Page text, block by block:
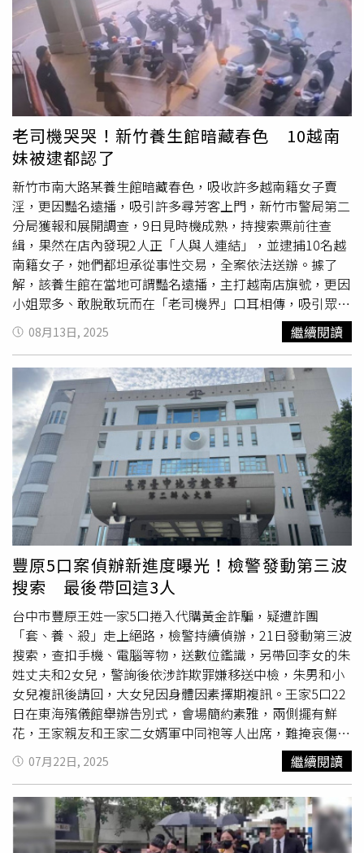
正的法式裝飾藝術美學。（圖／品牌提供）最特別的是，在
這裡還能體驗到品牌獨家的深層釋壓疏活手法(LA FASCIA
DE CHANEL)，由專業美容師親手操作，透過與筋膜調理專
家Hélène Bourhis-Bois 合作開發的按摩手法，把身心靈的
放鬆與肌膚保養結合在一起，這樣的頂級護膚享受，讓人完
全置身於巴黎般的浪漫情境，難怪一開幕就吸引眾多美妝迷
朝聖。在全新概念店中，香奈兒將自我照顧昇華為全球頂級
體驗，讓身心靈獲得全面的舒緩與放鬆。（圖／品牌提供）
開啟夏日度假氛圍：CLUB DESIGNER信義遠百A13快閃店
另一邊，於信義遠百A13一樓全新登場的CLUB DESIGNER
夏季快閃店，則是把盛夏的海灘氛圍搬進城市裡！快閃店網
羅了韓國人氣泳裝品牌5Pening與 Daze Dayz，還有澳洲夢
幻生活品牌SUNNYLiFE泳具等，從復古條紋泳衣、民族圖
騰洋裝，到小孩超愛的獨角獸、火鶴泳圈，每一件都充滿度
假感，光是拍照就能瞬間營造滿滿夏日氛圍。所有關於海灘
風格的時髦造型單品，都能在CLUB DESIGNER限定快閃店
找得到！（圖／品牌提供）而且除了泳裝與泳具，本次快閃
還帶來全台獨家的Anya Hindmarch Dive Shop 系列的手工
串珠、亮片刺繡海洋生物造型包款，童趣又時髦；更有深受
韓星喜愛的PROJEKT PRODUKT墨鏡，明星同款一站入
手，讓妳一秒完成海邊度假 OOTD。全台獨家的Anya
Hindmarch Dive Shop系列商品，無論是斜背小包、手提袋
或吊飾配件，每一件作品都充滿收藏趣味。（圖／品牌提
供）包括宋慧喬、BTS、太妍、朴寶劍、李聖經等藝人皆有
佩戴的PROJEKT PRODUKT墨鏡，不用親飛韓國，CLUB
DESIGNER都幫你準備好等你來一一試戴。（圖／品牌提
供）香氛迷必衝：Baccarat Rouge 540十週年快閃店接下來
這個消息，香氛控一定不能錯過！為慶祝Baccarat Rouge
540水晶之燄十週年，法國精品香氛品牌Maison Francis
Kurkdjian特別於8/25~9/25在微風信義一樓打造全台首座
「水晶之燄感官煉金術」主題概念快閃店。空間以金色與紅
色交織，宛如走入一座香氛寶盒，讓消費者從視覺到嗅覺都
能全面沉浸在 Baccarat Rouge 540 的經典氛圍中。 在
Instagram 查看這則貼文 從 Instagram 分享的貼文 全亞洲
也是全台首座「水晶之燄感官煉金術主題概念店」，
8/25~9/25只在台北微風信義一樓。（圖／吳雅鈴攝）作為
此次的主角，Baccarat Rouge 540水晶之燄自誕生以來便被
譽為「香氛界傳奇」！它是由調香大師FrancisKurkdjian以
水晶在540°C高溫燒製時的煉金工藝為靈感，將透明茉莉的
清澈、木質的深邃與龍涎香的溫潤完美融合，營造出如金粉
般閃耀的獨特氣息，這種「煉金術式」的調香手法，讓香氣
純淨卻濃烈，彷彿水晶折射光芒般奢華。被稱為「傳奇香
氛」的Baccarat Rouge 540水晶之燄，調香師透過花香、琥
珀與木質調的層次比例，完美呈現出水晶蛻變過程的奇妙變
老司機哭哭！新竹養生館暗藏春色 10越南
妹被逮都認了
新竹市南大路某養生館暗藏春色，吸收許多越南籍女子賣
淫，更因豔名遠播，吸引許多尋芳客上門，新竹市警局第二
分局獲報和展開調查，9日見時機成熟，持搜索票前往查
緝，果然在店內發現2人正「人與人連結」，並逮捕10名越
南籍女子，她們都坦承從事性交易，全案依法送辦。據了
解，該養生館在當地可謂豔名遠播，主打越南店旗號，更因
小姐眾多、敢脫敢玩而在「老司機界」口耳相傳，吸引眾多
尋芳客上門，新竹警方日前接獲檢舉並展開調查。東門派出
所與第二分局第一組深入追緝，確認該養生館從事性交易，
向新竹地院聲請搜索票獲准，並於9日前往查緝，當場查獲
客人與越南籍女子正在「連結，並逮捕店員、業者和
美容
師，還查獲2名逃逸移工。員工和越南籍女子都坦承從事性
交易，全案依妨害風化罪函送地檢署偵辦，男客及美容師等
依妨害風俗裁處罰鍰，逃逸外勞則移請移民署專勤隊依法遣
返，逾期居留越南籍女子，則交由移民署新竹專勤隊收容辦
理遣返。
08月13日, 2025 繼續閱讀
豐原5口案偵辦新進度曝光！檢警發動第三波
搜索 最後帶回這3人
台中市豐原王姓一家5口捲入代購黃金詐騙，疑遭詐團
「套、養、殺」走上絕路，檢警持續偵辦，21日發動第三波
搜索，查扣手機、電腦等物，送數位鑑識，另帶回李女的朱
姓丈夫和2女兒，警詢後依涉詐欺罪嫌移送中檢，朱男和小
女兒複訊後請回，大女兒因身體因素擇期複訊。王家5口22
日在東海殯儀館舉辦告別式，會場簡約素雅，兩側擺有鮮
花，王家親友和王家二女婿軍中同袍等人出席，難掩哀傷神
情，完成儀式後，由女婿捧斗步出會場，親友緊跟其後，走
到門口處，禮儀人員引導家屬向出席親友叩首，有人忍不住
紅了眼眶，含淚送完王家5口最後一程，令人鼻酸。除了王
家親友，揭露此案的議員謝志忠、豐原警分局分局長林大為
率偵查隊長洪緯儒等人到場致意。謝志忠說，王家治喪過程
07月22日, 2025 繼續閱讀